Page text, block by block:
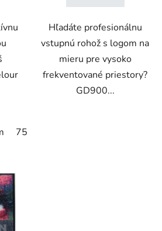
75x50cm
Hľadáte profesionálnu
vstupnú rohož s logom na
mieru pre vysoko
frekventované priestory?
GD900...